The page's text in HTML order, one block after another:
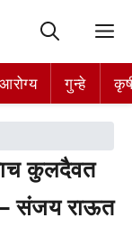
आरोग्य गुन्हे
कुलदैवत
– संजय राऊत